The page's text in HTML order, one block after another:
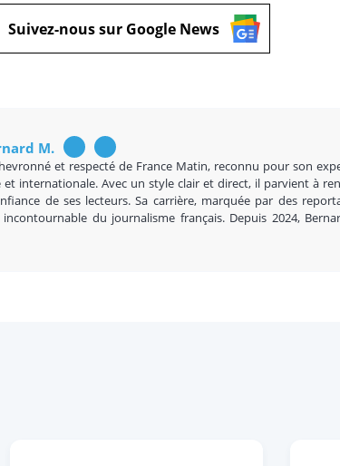
Suivez-nous sur Google News
M.
et respecté de France Matin, reconnu pour son
internationale. Avec un style clair et direct, il parvient à
de ses lecteurs. Sa carrière, marquée par des
du journalisme français. Depuis 2024,